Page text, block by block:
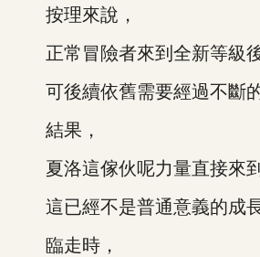
按理來說，
正常冒險者來到全新等級後
可後續依舊需要經過不斷的
結果，
夏洛這傢伙呢力量直接來到
這已經不是普通意義的成長
臨走時，